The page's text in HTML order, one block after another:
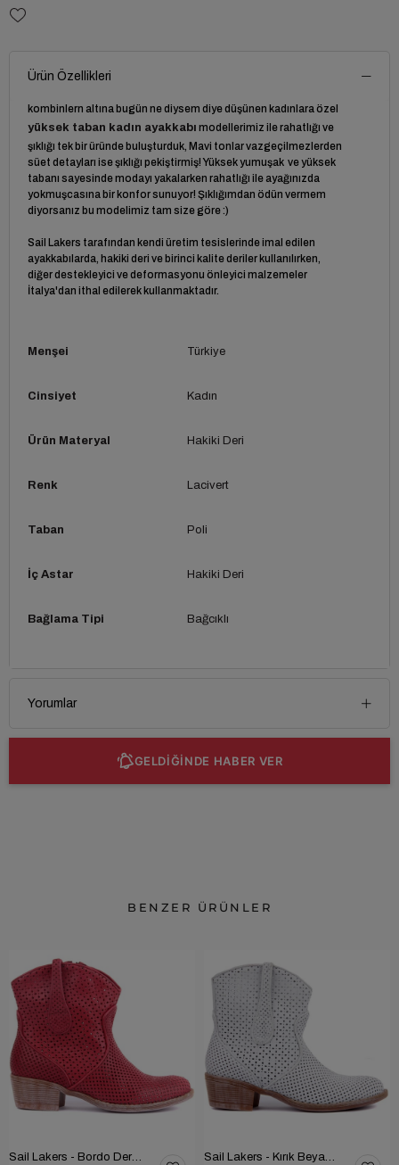
Ürün Özellikleri
kombinlern altına bugün ne diysem diye düşünen kadınlara özel
yüksek taban kadın ayakkabı modellerimiz ile rahatlığı ve
şıklığı tek bir üründe buluşturduk, Mavi tonlar vazgeçilmezlerden
süet detayları ise şıklığı pekiştirmiş! Yüksek yumuşak ve yüksek
tabanı sayesinde modayı yakalarken rahatlığı ile ayağınızda
yokmuşcasına bir konfor sunuyor! Şıklığımdan ödün vermem
diyorsanız bu modelimiz tam size göre :)
Sail Lakers tarafından kendi üretim tesislerinde imal edilen
ayakkabılarda, hakiki deri ve birinci kalite deriler kullanılırken,
diğer destekleyici ve deformasyonu önleyici malzemeler
İtalya'dan ithal edilerek kullanmaktadır.
Menşei Türkiye
Cinsiyet Kadın
Ürün Materyal Hakiki Deri
Renk Lacivert
Taban Poli
İç Astar Hakiki Deri
Bağlama Tipi Bağcıklı
Yorumlar
GELDİĞİNDE HABER VER
BENZER ÜRÜNLER